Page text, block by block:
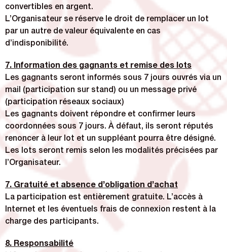
convertibles en argent.
L’Organisateur se réserve le droit de remplacer un lot
par un autre de valeur équivalente en cas
d’indisponibilité.
7. Information des gagnants et remise des lots
Les gagnants seront informés sous 7 jours ouvrés via un
mail (participation sur stand) ou un message privé
(participation réseaux sociaux)
Les gagnants doivent répondre et confirmer leurs
coordonnées sous 7 jours. À défaut, ils seront réputés
renoncer à leur lot et un suppléant pourra être désigné.
Les lots seront remis selon les modalités précisées par
l’Organisateur.
7. Gratuité et absence d’obligation d’achat
La participation est entièrement gratuite. L’accès à
Internet et les éventuels frais de connexion restent à la
charge des participants.
8. Responsabilité